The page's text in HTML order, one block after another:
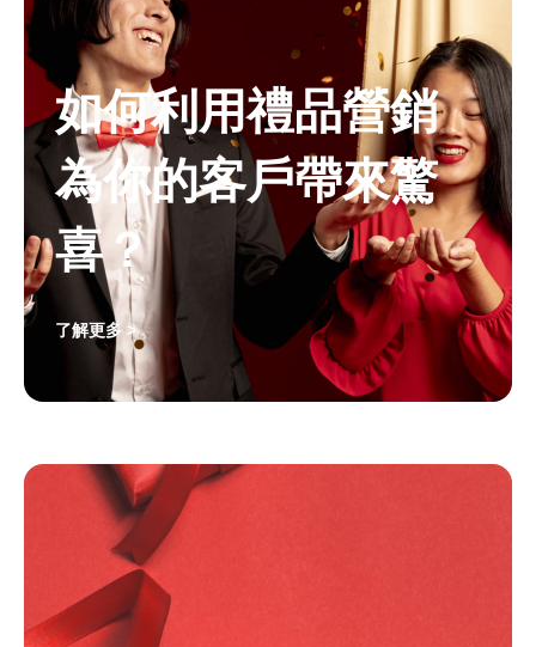
如何利用禮品營銷
為你的客戶帶來驚
喜？
了解更多 >